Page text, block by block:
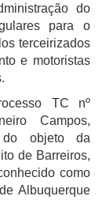
do
para o
terceirizados
e motoristas
TC nº
Campos,
do objeto da
de Barreiros,
como
Albuquerque